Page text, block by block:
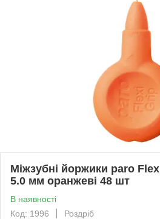
Міжзубні йоржики paro
5.0 мм оранжеві 48 шт
В наявності
Код: 1996
Роздріб